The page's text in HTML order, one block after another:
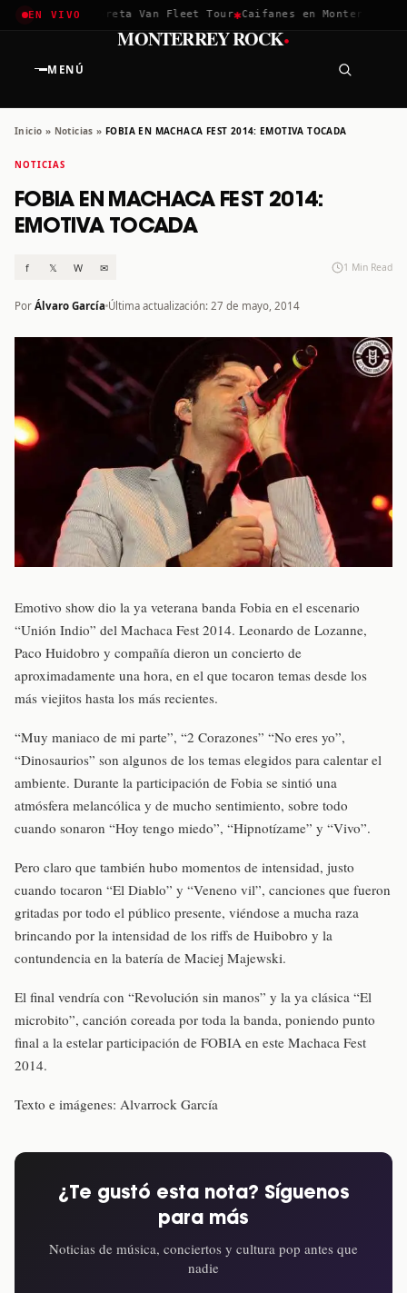
EN VIVO
2026✱ Greta Van Fleet Tour✱ Caifanes en Monterrey · 12
MENÚ
MONTERREY ROCK·
Inicio » Noticias » FOBIA EN MACHACA FEST 2014: EMOTIVA TOCADA
NOTICIAS
FOBIA EN MACHACA FEST 2014:
EMOTIVA TOCADA
f 𝕏 W ✉ 1 Min Read
Por Álvaro García Última actualización: 27 de mayo, 2014
Emotivo show dio la ya veterana banda Fobia en el escenario
“Unión Indio” del Machaca Fest 2014. Leonardo de Lozanne,
Paco Huidobro y compañía dieron un concierto de
aproximadamente una hora, en el que tocaron temas desde los
más viejitos hasta los más recientes.
“Muy maniaco de mi parte”, “2 Corazones” “No eres yo”,
“Dinosaurios” son algunos de los temas elegidos para calentar el
ambiente. Durante la participación de Fobia se sintió una
atmósfera melancólica y de mucho sentimiento, sobre todo
cuando sonaron “Hoy tengo miedo”, “Hipnotízame” y “Vivo”.
Pero claro que también hubo momentos de intensidad, justo
cuando tocaron “El Diablo” y “Veneno vil”, canciones que fueron
gritadas por todo el público presente, viéndose a mucha raza
brincando por la intensidad de los riffs de Huibobro y la
contundencia en la batería de Maciej Majewski.
El final vendría con “Revolución sin manos” y la ya clásica “El
microbito”, canción coreada por toda la banda, poniendo punto
final a la estelar participación de FOBIA en este Machaca Fest
2014.
Texto e imágenes: Alvarrock García
¿Te gustó esta nota? Síguenos
para más
Noticias de música, conciertos y cultura pop antes que
nadie